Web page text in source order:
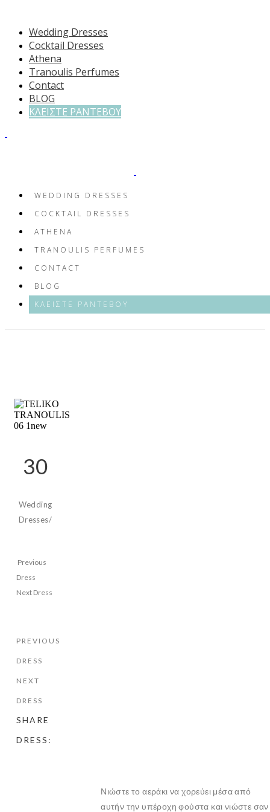
Wedding Dresses
Cocktail Dresses
Athena
Tranoulis Perfumes
Contact
BLOG
ΚΛΕΙΣΤΕ ΡΑΝΤΕΒΟΥ
WEDDING DRESSES
COCKTAIL DRESSES
ATHENA
TRANOULIS PERFUMES
CONTACT
BLOG
ΚΛΕΙΣΤΕ ΡΑΝΤΕΒΟΥ
30
Wedding
Dresses/
Previous
Dress
Next Dress
PREVIOUS
DRESS
NEXT
DRESS
SHARE
DRESS:
Νιώστε το αεράκι να χορεύει μέσα από
αυτήν την υπέροχη φούστα και νιώστε σαν